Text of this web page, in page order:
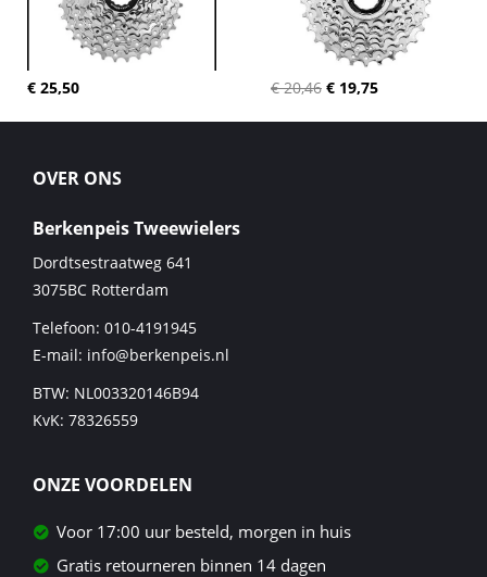
€ 25,50 € 20,46 € 19,75
OVER ONS
Berkenpeis Tweewielers
Dordtsestraatweg 641
3075BC Rotterdam
Telefoon: 010-4191945
E-mail: info@berkenpeis.nl
BTW: NL003320146B94
KvK: 78326559
ONZE VOORDELEN
Voor 17:00 uur besteld, morgen in huis
Gratis retourneren binnen 14 dagen